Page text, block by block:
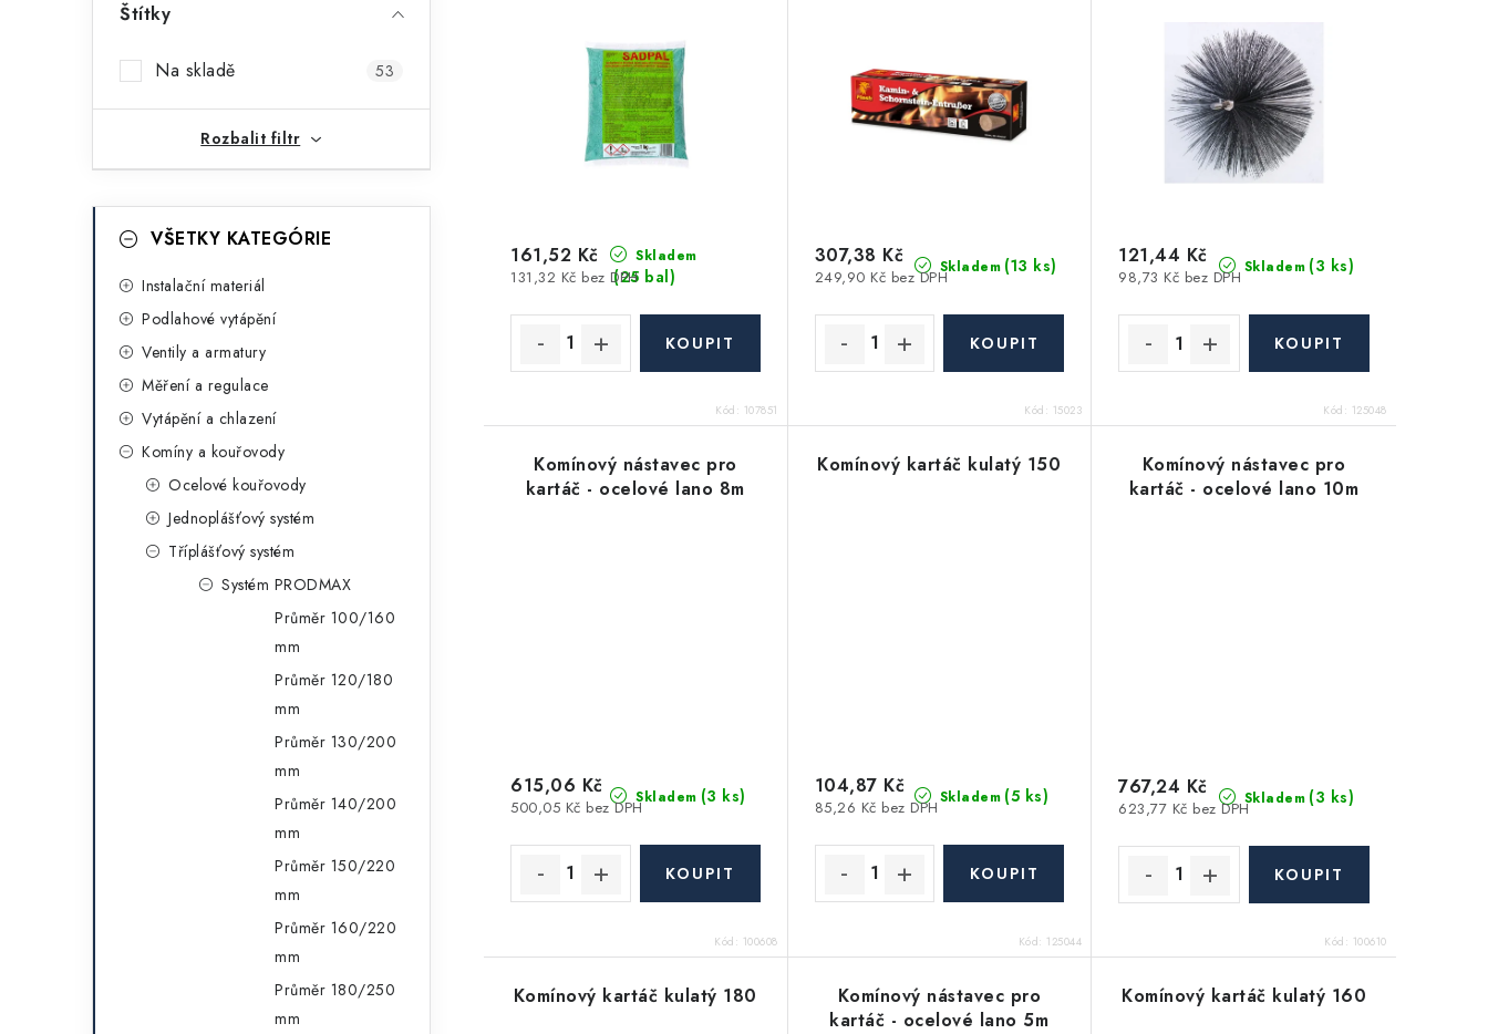
n
í
p
Štítky
Na skladě 53
Rozbalit filtr
kategorieVŠETKY KATEGÓRIE
Instalační materiál
Podlahové vytápění
Ventily a armatury
Měření a regulace
Vytápění a chlazení
Komíny a kouřovody
Ocelové kouřovody
Jednoplášťový systém
Tříplášťový systém
Systém PRODMAX
Průměr 100/160
mm
Průměr 120/180
mm
Průměr 130/200
mm
Průměr 140/200
mm
Průměr 150/220
mm
Průměr 160/220
mm
Průměr 180/250
mm
í
p
r
u
k
t
ů
ů
Skladem
(25 bal)
131,32 Kč bez DPH
161,52 Kč
Kód: 107851
Skladem (13 ks)
249,90 Kč bez DPH
307,38 Kč
Kód: 15023
Skladem (3 ks)
98,73 Kč bez DPH
121,44 Kč
Kód: 125048
Komínový nástavec pro
kartáč - ocelové lano 8m
Skladem (3 ks)
500,05 Kč bez DPH
615,06 Kč
Kód: 100608
Komínový kartáč kulatý 150
Skladem (5 ks)
85,26 Kč bez DPH
104,87 Kč
Kód: 125044
Komínový nástavec pro
kartáč - ocelové lano 10m
Skladem (3 ks)
623,77 Kč bez DPH
767,24 Kč
Kód: 100610
Komínový kartáč kulatý 180
Komínový nástavec pro
kartáč - ocelové lano 5m
Komínový kartáč kulatý 160